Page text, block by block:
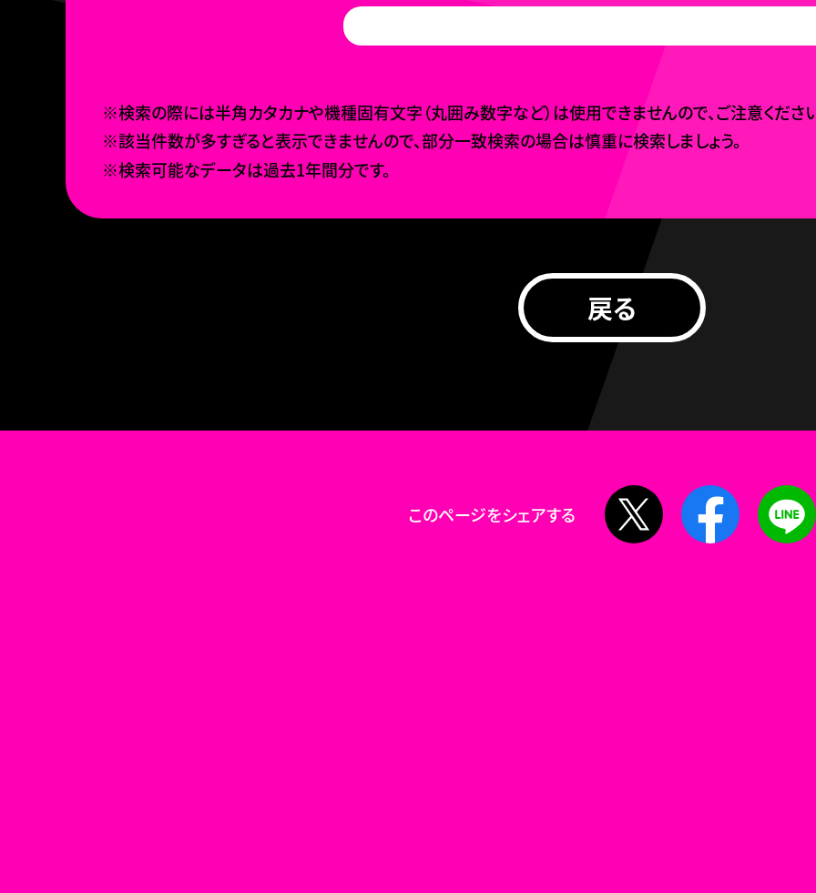
※検索の際には半角カタカナや機種固有文字（丸囲み数字など）は使用できませんので、ご注意くださ
※該当件数が多すぎると表示できませんので、部分一致検索の場合は慎重に検索しましょう。
※検索可能なデータは過去1年間分です。
戻る
このページをシェアする
Facebook